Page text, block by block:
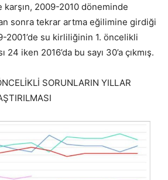
2009-2010 döneminde
sonra tekrar artma eğilimine girdiği
2001’de su kirliliğinin 1. öncelikli
24 iken 2016’da bu sayı 30’a çıkmış.
SORUNLARIN YILLAR